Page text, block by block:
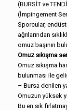
(BURSİT ve
(İmpingement
Sporcular,
ağrılarından
omuz başının
Omuz sıkışma
Omuz sıkışma
bulunması ile
– Bursa denilen
Omuzun yüksek
Bu en sık